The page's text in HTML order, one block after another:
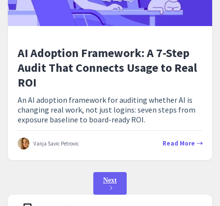
AI Adoption Framework: A 7-Step
Audit That Connects Usage to Real
ROI
An AI adoption framework for auditing whether AI is
changing real work, not just logins: seven steps from
exposure baseline to board-ready ROI.
Vanja Savic Petrovic Read More
Next